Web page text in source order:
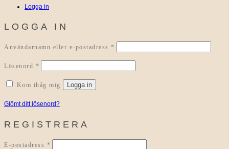
Logga in
LOGGA IN
Användarnamn eller e-postadress *
Lösenord *
Kom ihåg mig Logga in
Glömt ditt lösenord?
REGISTRERA
E-postadress *